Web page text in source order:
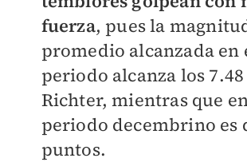
fuerza, pues la
promedio alcanzada en
periodo alcanza los
Richter, mientras que
periodo decembrino es
puntos.